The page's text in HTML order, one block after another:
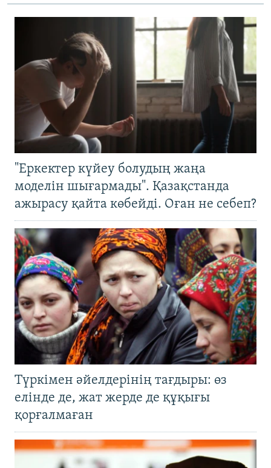
"Еркектер күйеу болудың жаңа
моделін шығармады". Қазақстанда
ажырасу қайта көбейді. Оған не себеп?
Түркімен әйелдерінің тағдыры: өз
елінде де, жат жерде де құқығы
қорғалмаған